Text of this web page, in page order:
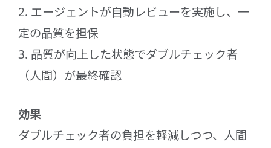
2. エージェントが自動レビューを実施し、一
定の品質を担保
3. 品質が向上した状態でダブルチェック者
（人間）が最終確認
効果
ダブルチェック者の負担を軽減しつつ、人間